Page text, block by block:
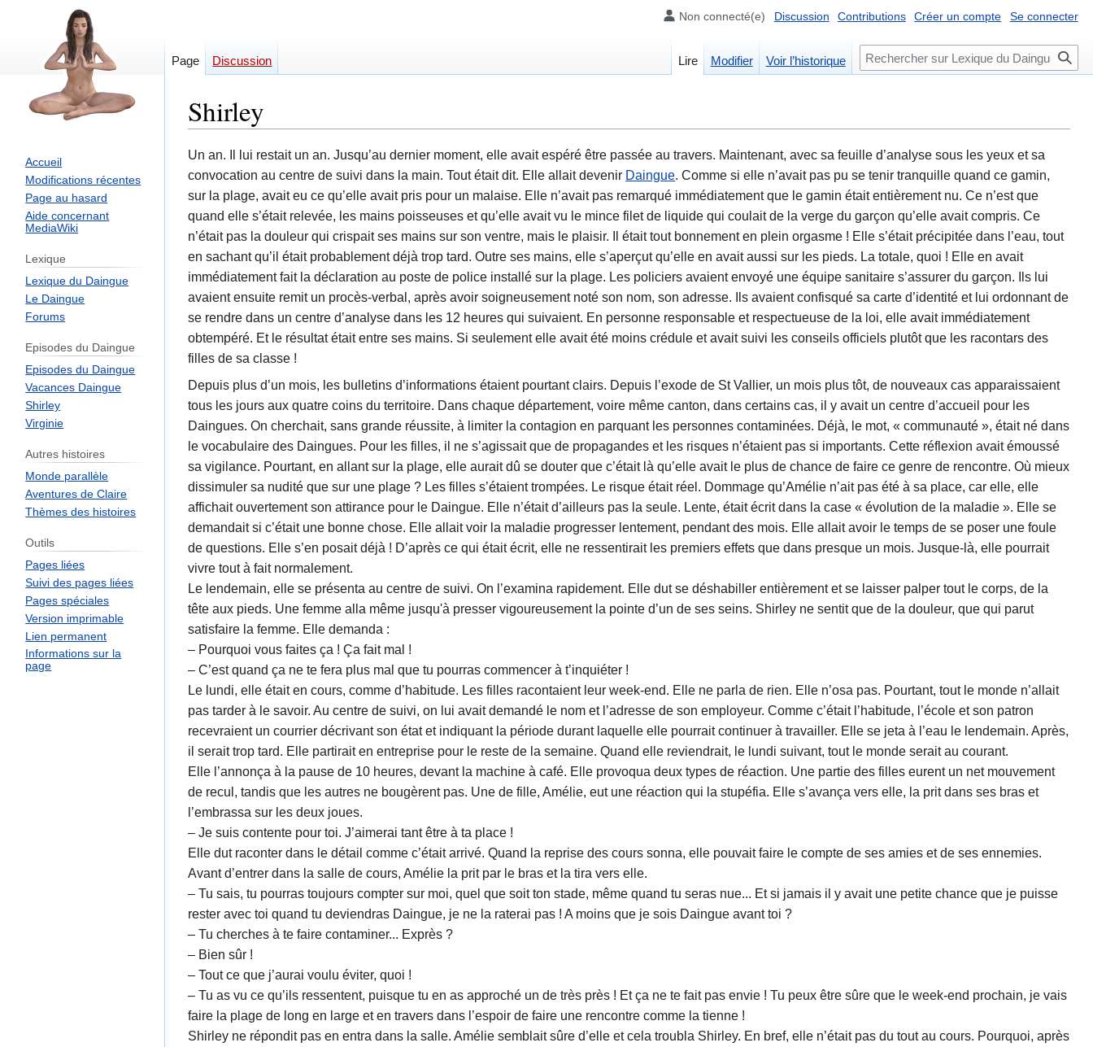
Shirley
Aller
à
la
navigation
Aller
à
la
recherche
Un an. Il lui restait un an. Jusqu’au dernier moment, elle avait espéré être passée au travers. Maintenant, avec sa feuille d’analyse sous les yeux et sa
convocation au centre de suivi dans la main. Tout était dit. Elle allait devenir Daingue. Comme si elle n’avait pas pu se tenir tranquille quand ce gamin,
sur la plage, avait eu ce qu’elle avait pris pour un malaise. Elle n’avait pas remarqué immédiatement que le gamin était entièrement nu. Ce n’est que
quand elle s’était relevée, les mains poisseuses et qu’elle avait vu le mince filet de liquide qui coulait de la verge du garçon qu’elle avait compris. Ce
n’était pas la douleur qui crispait ses mains sur son ventre, mais le plaisir. Il était tout bonnement en plein orgasme ! Elle s’était précipitée dans l’eau, tout
en sachant qu’il était probablement déjà trop tard. Outre ses mains, elle s’aperçut qu’elle en avait aussi sur les pieds. La totale, quoi ! Elle en avait
immédiatement fait la déclaration au poste de police installé sur la plage. Les policiers avaient envoyé une équipe sanitaire s’assurer du garçon. Ils lui
avaient ensuite remit un procès-verbal, après avoir soigneusement noté son nom, son adresse. Ils avaient confisqué sa carte d’identité et lui ordonnant de
se rendre dans un centre d’analyse dans les 12 heures qui suivaient. En personne responsable et respectueuse de la loi, elle avait immédiatement
obtempéré. Et le résultat était entre ses mains. Si seulement elle avait été moins crédule et avait suivi les conseils officiels plutôt que les racontars des
filles de sa classe !
Depuis plus d’un mois, les bulletins d’informations étaient pourtant clairs. Depuis l’exode de St Vallier, un mois plus tôt, de nouveaux cas apparaissaient
tous les jours aux quatre coins du territoire. Dans chaque département, voire même canton, dans certains cas, il y avait un centre d’accueil pour les
Daingues. On cherchait, sans grande réussite, à limiter la contagion en parquant les personnes contaminées. Déjà, le mot, « communauté », était né dans
le vocabulaire des Daingues. Pour les filles, il ne s’agissait que de propagandes et les risques n’étaient pas si importants. Cette réflexion avait émoussé
sa vigilance. Pourtant, en allant sur la plage, elle aurait dû se douter que c’était là qu’elle avait le plus de chance de faire ce genre de rencontre. Où mieux
dissimuler sa nudité que sur une plage ? Les filles s’étaient trompées. Le risque était réel. Dommage qu’Amélie n’ait pas été à sa place, car elle, elle
affichait ouvertement son attirance pour le Daingue. Elle n’était d’ailleurs pas la seule. Lente, était écrit dans la case « évolution de la maladie ». Elle se
demandait si c’était une bonne chose. Elle allait voir la maladie progresser lentement, pendant des mois. Elle allait avoir le temps de se poser une foule
de questions. Elle s’en posait déjà ! D’après ce qui était écrit, elle ne ressentirait les premiers effets que dans presque un mois. Jusque-là, elle pourrait
vivre tout à fait normalement.
Le lendemain, elle se présenta au centre de suivi. On l’examina rapidement. Elle dut se déshabiller entièrement et se laisser palper tout le corps, de la
tête aux pieds. Une femme alla même jusqu'à presser vigoureusement la pointe d’un de ses seins. Shirley ne sentit que de la douleur, que qui parut
satisfaire la femme. Elle demanda :
– Pourquoi vous faites ça ! Ça fait mal !
– C’est quand ça ne te fera plus mal que tu pourras commencer à t’inquiéter !
Le lundi, elle était en cours, comme d’habitude. Les filles racontaient leur week-end. Elle ne parla de rien. Elle n’osa pas. Pourtant, tout le monde n’allait
pas tarder à le savoir. Au centre de suivi, on lui avait demandé le nom et l’adresse de son employeur. Comme c’était l’habitude, l’école et son patron
recevraient un courrier décrivant son état et indiquant la période durant laquelle elle pourrait continuer à travailler. Elle se jeta à l’eau le lendemain. Après,
il serait trop tard. Elle partirait en entreprise pour le reste de la semaine. Quand elle reviendrait, le lundi suivant, tout le monde serait au courant.
Elle l’annonça à la pause de 10 heures, devant la machine à café. Elle provoqua deux types de réaction. Une partie des filles eurent un net mouvement
de recul, tandis que les autres ne bougèrent pas. Une de fille, Amélie, eut une réaction qui la stupéfia. Elle s’avança vers elle, la prit dans ses bras et
l’embrassa sur les deux joues.
– Je suis contente pour toi. J’aimerai tant être à ta place !
Elle dut raconter dans le détail comme c’était arrivé. Quand la reprise des cours sonna, elle pouvait faire le compte de ses amies et de ses ennemies.
Avant d’entrer dans la salle de cours, Amélie la prit par le bras et la tira vers elle.
– Tu sais, tu pourras toujours compter sur moi, quel que soit ton stade, même quand tu seras nue... Et si jamais il y avait une petite chance que je puisse
rester avec toi quand tu deviendras Daingue, je ne la raterai pas ! A moins que je sois Daingue avant toi ?
– Tu cherches à te faire contaminer... Exprès ?
– Bien sûr !
– Tout ce que j’aurai voulu éviter, quoi !
– Tu as vu ce qu’ils ressentent, puisque tu en as approché un de très près ! Et ça ne te fait pas envie ! Tu peux être sûre que le week-end prochain, je vais
faire la plage de long en large et en travers dans l’espoir de faire une rencontre comme la tienne !
Shirley ne répondit pas en entra dans la salle. Amélie semblait sûre d’elle et cela troubla Shirley. En bref, elle n’était pas du tout au cours. Pourquoi, après
Non connecté(e) Discussion Contributions Créer un compte Se connecter
Page Discussion Lire Modifier Voir l’historique
Accueil
Modifications récentes
Page au hasard
Aide concernant
MediaWiki
Lexique
Lexique du Daingue
Le Daingue
Forums
Episodes du Daingue
Episodes du Daingue
Vacances Daingue
Shirley
Virginie
Autres histoires
Monde parallèle
Aventures de Claire
Thèmes des histoires
Outils
Pages liées
Suivi des pages liées
Pages spéciales
Version imprimable
Lien permanent
Informations sur la
page